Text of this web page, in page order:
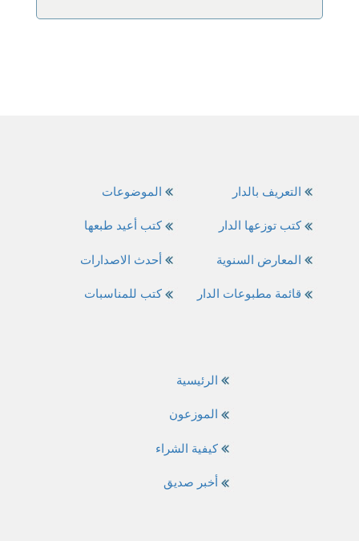
الموضوعات
كتب أعيد طبعها
أحدث الاصدارات
كتب للمناسبات
التعريف بالدار
كتب توزعها الدار
المعارض السنوية
قائمة مطبوعات الدار
الرئيسية
الموزعون
كيفية الشراء
أخبر صديق